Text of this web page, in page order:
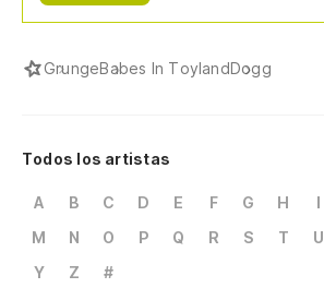
GrungeBabes In ToylandDogg
Todos los artistas
A B C D E F G H I
M
N O P Q R S T U
Y
Z #